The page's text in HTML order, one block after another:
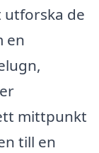
utforska de
en
mittpunkt
till en